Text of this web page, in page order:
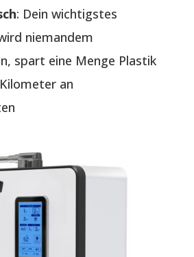
: Dein wichtigstes
niemandem
spart eine Menge Plastik
an